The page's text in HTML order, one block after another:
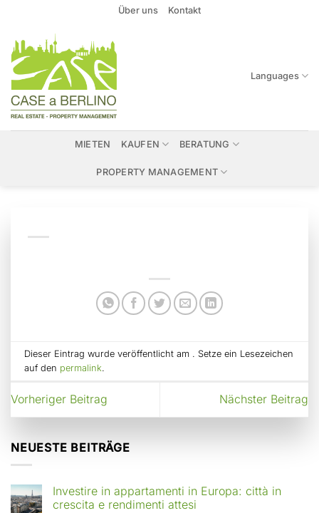
springen
Über uns Kontakt
Languages
MIETEN KAUFEN BERATUNG
PROPERTY MANAGEMENT
Dieser Eintrag wurde veröffentlicht am . Setze ein Lesezeichen
auf den permalink.
Vorheriger Beitrag Nächster Beitrag
NEUESTE BEITRÄGE
Investire in appartamenti in Europa: città in
crescita e rendimenti attesi